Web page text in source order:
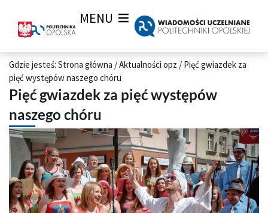
MENU
Gdzie jesteś: Strona główna /Aktualności opz / Pięć gwiazdek za
pięć występów naszego chóru
Pięć gwiazdek za pięć występów
naszego chóru